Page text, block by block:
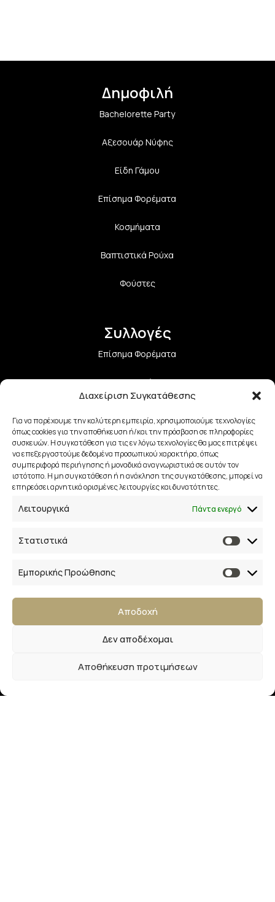
Διαχείριση Συγκατάθεσης
Για να παρέχουμε την καλύτερη εμπειρία, χρησιμοποιούμε τεχνολογίες
όπως cookies για την αποθήκευση ή/και την πρόσβαση σε πληροφορίες
συσκευών. Η συγκατάθεση για τις εν λόγω τεχνολογίες θα μας επιτρέψει
να επεξεργαστούμε δεδομένα προσωπικού χαρακτήρα, όπως
συμπεριφορά περιήγησης ή μοναδικά αναγνωριστικά σε αυτόν τον
ιστότοπο. Η μη συγκατάθεση ή η ανάκληση της συγκατάθεσης, μπορεί να
επηρεάσει αρνητικά ορισμένες λειτουργίες και δυνατότητες.
Λειτουργικά Πάντα ενεργό
Στατιστικά
Εμπορικής Προώθησης
Αποδοχή
Δεν αποδέχομαι
Αποθήκευση προτιμήσεων
Δημοφιλή
Bachelorette Party
Αξεσουάρ Νύφης
Είδη Γάμου
Επίσημα Φορέματα
Κοσμήματα
Βαπτιστικά Ρούχα
Φούστες
Συλλογές
Επίσημα Φορέματα
Σετ Κουμπάρου
Αξεσουάρ Νύφης
Σχεδιαστές
Όροι Χρήσης και Προϋποθέσεις